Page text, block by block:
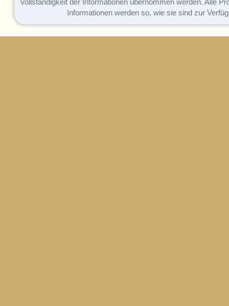
Vollständigkeit der Informationen übernommen werden. Alle
Informationen werden so, wie sie sind zur